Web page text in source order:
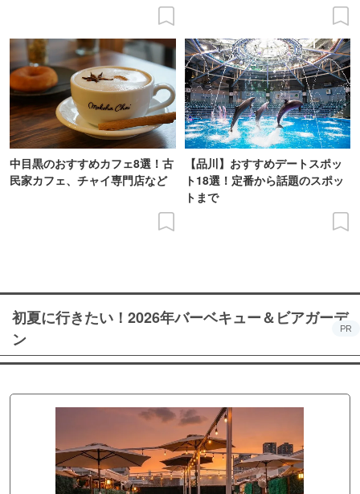
中目黒のおすすめカフェ8選！古
民家カフェ、チャイ専門店など
【品川】おすすめデートスポッ
ト18選！定番から話題のスポッ
トまで
初夏に行きたい！2026年バーベキュー＆ビアガーデ
ン
PR